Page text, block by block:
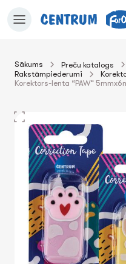
uz grozu
Sākums Preču katalogs
Rakstāmpiederumi
Korektors-lenta “PAW”